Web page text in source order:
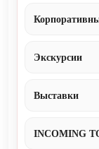
Экскурсии
Выставки
INCOMING